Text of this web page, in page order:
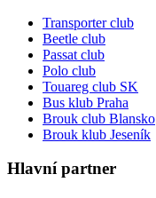
Transporter club
Beetle club
Passat club
Polo club
Touareg club SK
Bus klub Praha
Brouk club Blansko
Brouk klub Jeseník
Hlavní partner